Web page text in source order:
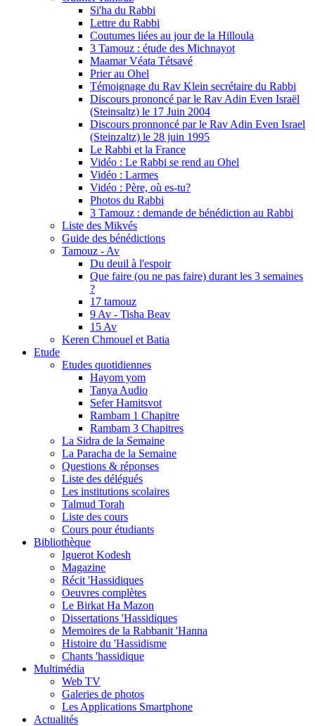
Si'ha du Rabbi
Lettre du Rabbi
Coutumes liées au jour de la Hilloula
3 Tamouz : étude des Michnayot
Maamar Véata Tétsavé
Prier au Ohel
Témoignage du Rav Klein secrétaire du Rabbi
Discours prononcé par le Rav Adin Even Israël
(Steinsaltz) le 17 Juin 2004
Discours pronnoncé par le Rav Adin Even Israel
(Steinzaltz) le 28 juin 1995
Le Rabbi et la France
Vidéo : Le Rabbi se rend au Ohel
Vidéo : Larmes
Vidéo : Père, où es-tu?
Photos du Rabbi
3 Tamouz : demande de bénédiction au Rabbi
Liste des Mikvés
Guide des bénédictions
Tamouz - Av
Du deuil à l'espoir
Que faire (ou ne pas faire) durant les 3 semaines
?
17 tamouz
9 Av - Tisha Beav
15 Av
Keren Chmouel et Batia
Etude
Etudes quotidiennes
Hayom yom
Tanya Audio
Sefer Hamitsvot
Rambam 1 Chapitre
Rambam 3 Chapitres
La Sidra de la Semaine
La Paracha de la Semaine
Questions & réponses
Liste des délégués
Les institutions scolaires
Talmud Torah
Liste des cours
Cours pour étudiants
Bibliothèque
Iguerot Kodesh
Magazine
Récit 'Hassidiques
Oeuvres complètes
Le Birkat Ha Mazon
Dissertations 'Hassidiques
Memoires de la Rabbanit 'Hanna
Histoire du 'Hassidisme
Chants 'hassidique
Multimédia
Web TV
Galeries de photos
Les Applications Smartphone
Actualités